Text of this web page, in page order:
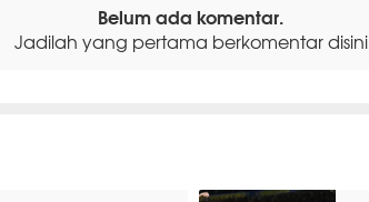
Belum ada komentar.
Jadilah yang pertama berkomentar disini